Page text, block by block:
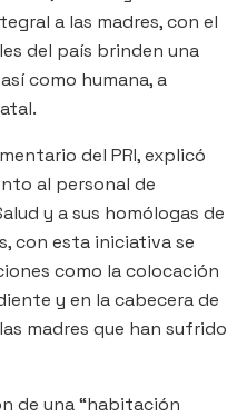
a las madres, con el
del país brinden una
como humana, a
del PRI, explicó
al personal de
y a sus homólogas de
con esta iniciativa se
como la colocación
y en la cabecera de
madres que han sufrido
de una “habitación